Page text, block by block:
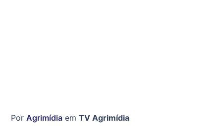
Por Agrimídia em TV Agrimídia